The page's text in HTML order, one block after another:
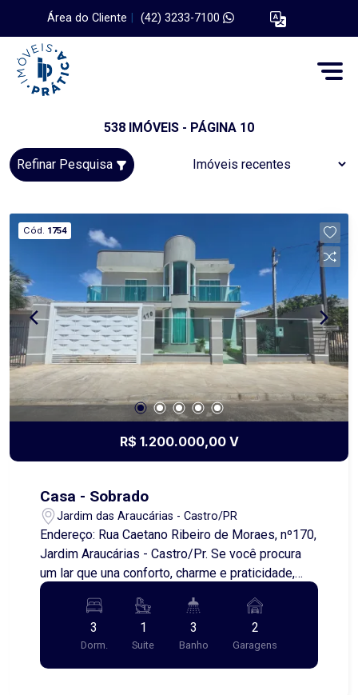
Área do Cliente (42) 3233-7100
538 IMÓVEIS - PÁGINA 10
Refinar Pesquisa
Cód. 1754
R$ 1.200.000,00 V
Casa - Sobrado
Jardim das Araucárias - Castro/PR
Endereço: Rua Caetano Ribeiro de Moraes, nº170,
Jardim Araucárias - Castro/Pr. Se você procura
um lar que una conforto, charme e praticidade,
essa é a sua oportunidade! Este lindo e
aconchegante sobrado está localizado no bairro
Jardim das Araucárias, uma região tranquila,
perfeita para quem deseja viver com qualidade
de vida. ? Destaques do imóvel: 3 dormitórios,
3
Dorm.
1
Suite
3
Banho
2
Garagens